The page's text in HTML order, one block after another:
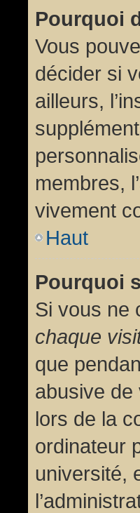
Pourquoi
Vous
décider si
ailleurs,
membres,
vivement
Haut
Pourquoi
Si vous ne
chaque
que
abusive
lors de la
ordinateur
université,